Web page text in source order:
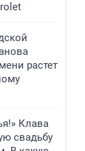
растет
Клава
свадьбу